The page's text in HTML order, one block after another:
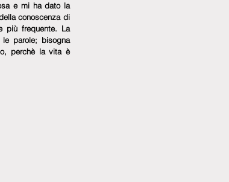
e mi ha dato la
conoscenza di
più frequente. La
parole; bisogna
perchè la vita è